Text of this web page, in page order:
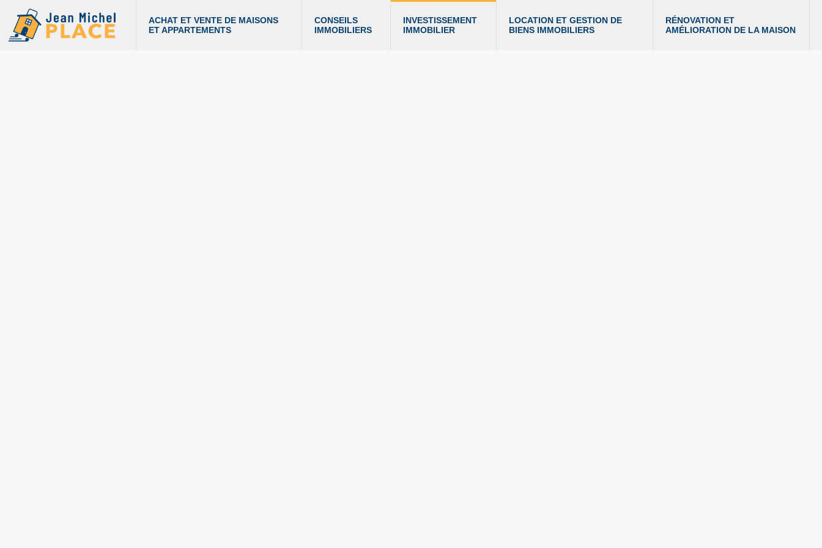
ACHAT ET VENTE DE MAISONS
ET APPARTEMENTS
CONSEILS
IMMOBILIERS
INVESTISSEMENT
IMMOBILIER
LOCATION ET GESTION DE
BIENS IMMOBILIERS
RÉNOVATION ET
AMÉLIORATION DE LA MAISON